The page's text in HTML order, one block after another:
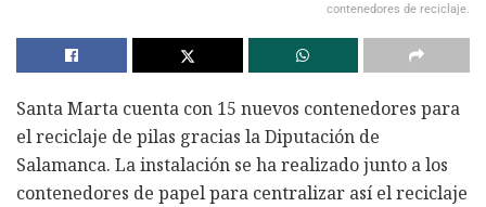
contenedores de reciclaje.
Santa Marta cuenta con 15 nuevos contenedores para
el reciclaje de pilas gracias la Diputación de
Salamanca. La instalación se ha realizado junto a los
contenedores de papel para centralizar así el reciclaje